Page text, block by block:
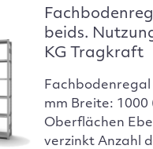
beids.
KG Tragkraft
mm Breite: 1000
Oberflächen
verzinkt Anzahl